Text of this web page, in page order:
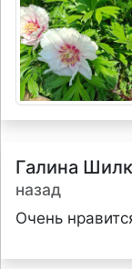
Галина
назад
Очень